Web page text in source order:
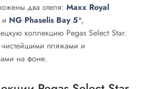
два отеля: Maxx Royal
NG Phaselis Bay 5*,
коллекцию Pegas Select Star.
чистейшими пляжами и
на фоне.